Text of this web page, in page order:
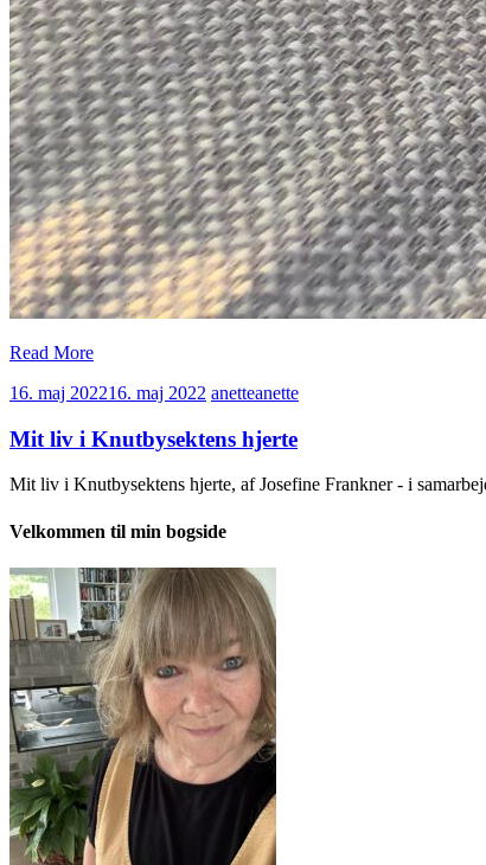
Read More
16. maj 202216. maj 2022 anetteanette
Mit liv i Knutbysektens hjerte
Mit liv i Knutbysektens hjerte, af Josefine Frankner - i
Velkommen til min bogside